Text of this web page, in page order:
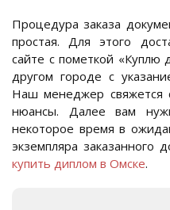
Процедура заказа
простая. Для этого
сайте с пометкой «Куплю
другом городе с
Наш менеджер свяжется
нюансы. Далее вам
некоторое время в
экземпляра заказанного
купить диплом в Омске.